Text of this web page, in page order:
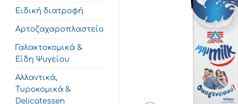
Ειδική διατροφή
Αρτοζαχαροπλαστείο
Γαλακτοκομικά &
Είδη Ψυγείου
Αλλαντικά,
Τυροκομικά &
Delicatessen